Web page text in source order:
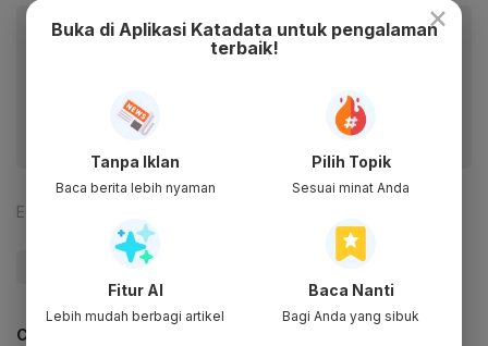
Baca artikel ini lewat aplikasi mobile.
Editor:
#Gojek #Bukalapak
CEK JUGA DATA INI
×
Buka di Aplikasi Katadata untuk pengalaman
terbaik!
Tanpa Iklan
Baca berita lebih nyaman
Pilih Topik
Sesuai minat Anda
Fitur AI
Lebih mudah berbagi artikel
Baca Nanti
Bagi Anda yang sibuk